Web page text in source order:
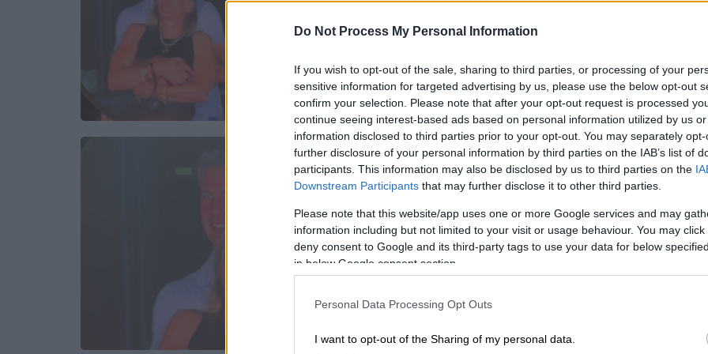
Do Not Process My Personal Information
If you wish to opt-out of the sale, sharing to third parties, or processing of your
sensitive information for targeted advertising by us, please use the below opt-out
confirm your selection. Please note that after your opt-out request is processed
continue seeing interest-based ads based on personal information utilized by us
information disclosed to third parties prior to your opt-out. You may separately
further disclosure of your personal information by third parties on the IAB’s list of
participants. This information may also be disclosed by us to third parties on the
Downstream Participants that may further disclose it to other third parties.
Please note that this website/app uses one or more Google services and may
information including but not limited to your visit or usage behaviour. You may
deny consent to Google and its third-party tags to use your data for below
in below Google consent section.
Personal Data Processing Opt Outs
I want to opt-out of the Sharing of my personal data.
Νέο δημοσίευμα αποκαλύπτει πως το
ζευγάρι προσπαθεί ακόμη να σώσει το
γάμο του μετά το σάλο που
προκλήθηκε
Κόσμος|24.09.2025 13:22
Ανατροπή: Ο σύζυγος της Kristin
Cabot ήταν στην ίδια συναυλία
των Coldplay με την... ερωμένη
του!
«Δεν ήταν ότι την έπιασαν να απατάει,
δεν ήταν κάποια σχέση» - Η Cabot και
ο Byron έχουν απλώς «μια μεγάλη